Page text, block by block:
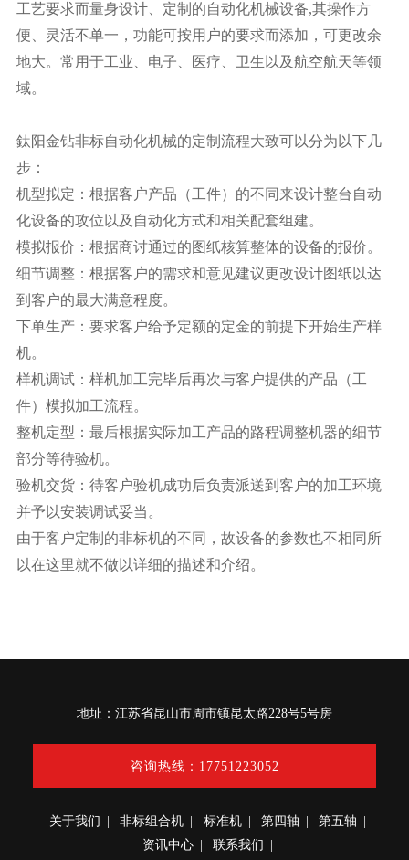
工艺要求而量身设计、定制的自动化机械设备,其操作方
便、灵活不单一，功能可按用户的要求而添加，可更改余
地大。常用于工业、电子、医疗、卫生以及航空航天等领
域。
鈦阳金钻非标自动化机械的定制流程大致可以分为以下几
步：
机型拟定：根据客户产品（工件）的不同来设计整台自动
化设备的攻位以及自动化方式和相关配套组建。
模拟报价：根据商讨通过的图纸核算整体的设备的报价。
细节调整：根据客户的需求和意见建议更改设计图纸以达
到客户的最大满意程度。
下单生产：要求客户给予定额的定金的前提下开始生产样
机。
样机调试：样机加工完毕后再次与客户提供的产品（工
件）模拟加工流程。
整机定型：最后根据实际加工产品的路程调整机器的细节
部分等待验机。
验机交货：待客户验机成功后负责派送到客户的加工环境
并予以安装调试妥当。
由于客户定制的非标机的不同，故设备的参数也不相同所
以在这里就不做以详细的描述和介绍。
地址：江苏省昆山市周市镇昆太路228号5号房
咨询热线：17751223052
关于我们 | 非标组合机 | 标准机 | 第四轴 | 第五轴 |
资讯中心 | 联系我们 |